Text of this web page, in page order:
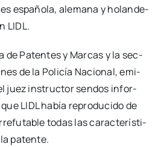
espa­ño­la, ale­ma­na y holan­de­
LIDL.
de Paten­tes y Mar­cas y la sec­
de la Poli­cía Nacio­nal, emi­
juez ins­truc­tor sen­dos infor­
LIDL había repro­du­ci­do de
todas las carac­te­rís­ti­
paten­te.